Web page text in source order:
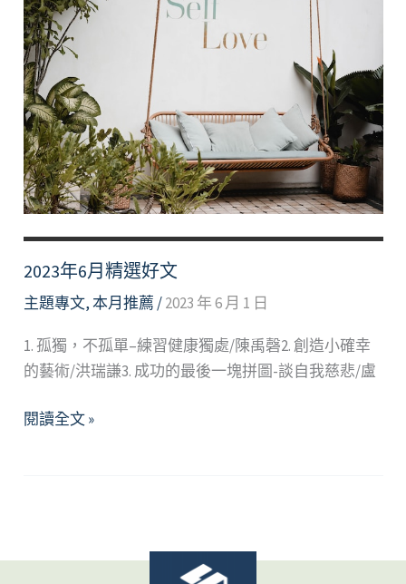
控
性，
尋
回
幸
福
人
生
~
淺
談
壓
力
管
理
2023年6月精選好文
主題專文,本月推薦 /2023 年 6 月 1 日
1. 孤獨，不孤單–練習健康獨處/陳禹磬2. 創造小確幸
的藝術/洪瑞謙3. 成功的最後一塊拼圖-談自我慈悲/盧
2023
閱讀全文 »